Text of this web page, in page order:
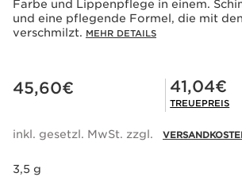
Farbe und Lippenpflege in einem.
und eine pflegende Formel, die mit
verschmilzt. MEHR DETAILS
Aktueller Preis 45,60€
45,60€ Mitgliederpreis 41,04€
41,04€
TREUEPREIS
inkl. gesetzl. MwSt. zzgl.
3,5 g